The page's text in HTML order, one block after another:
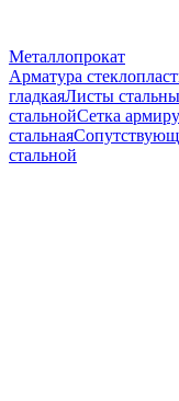
Металлопрокат
Арматура
гладкаяЛисты
стальнойСетка
стальная
стальной